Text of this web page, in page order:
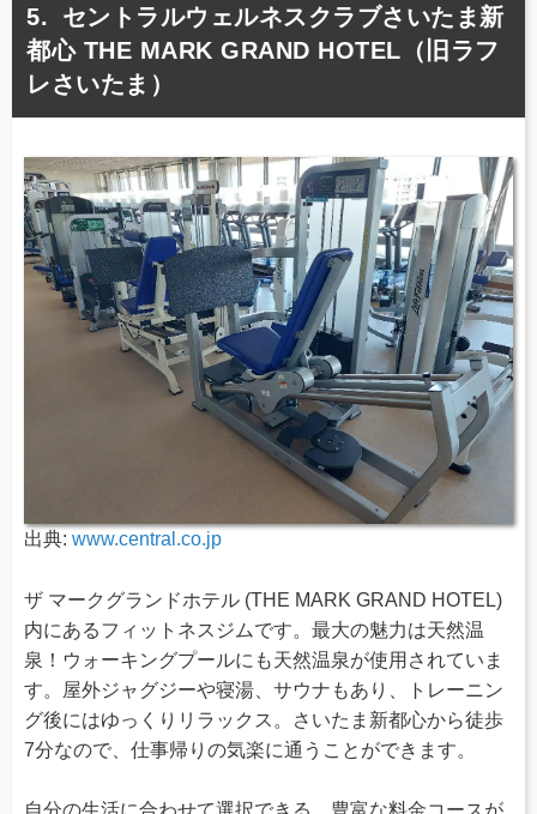
セントラルウェルネスクラブさいたま新
都心 THE MARK GRAND HOTEL（旧ラフ
レさいたま）
出典: www.central.co.jp
ザ マークグランドホテル (THE MARK GRAND HOTEL)
内にあるフィットネスジムです。最大の魅力は天然温
泉！ウォーキングプールにも天然温泉が使用されていま
す。屋外ジャグジーや寝湯、サウナもあり、トレーニン
グ後にはゆっくりリラックス。さいたま新都心から徒歩
7分なので、仕事帰りの気楽に通うことができます。